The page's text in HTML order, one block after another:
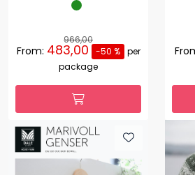
966,00
From: 483,00 -50 %
per
package